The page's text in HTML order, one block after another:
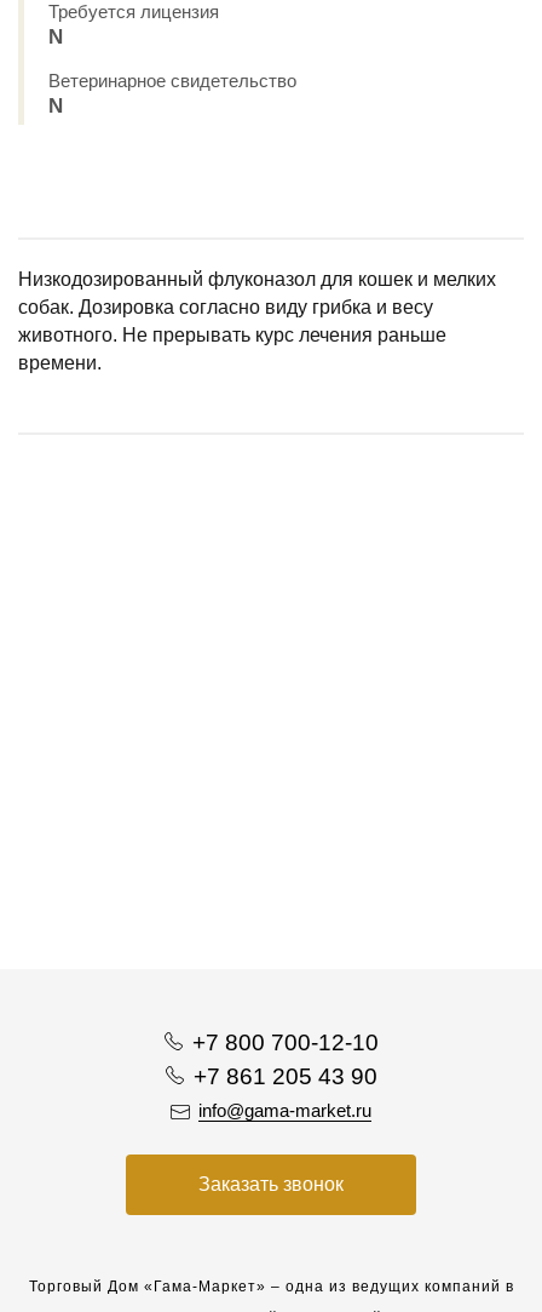
Требуется лицензия
N
Ветеринарное свидетельство
N
Низкодозированный флуконазол для кошек и мелких
собак. Дозировка согласно виду грибка и весу
животного. Не прерывать курс лечения раньше
времени.
+7 800 700-12-10
+7 861 205 43 90
info@gama-market.ru
Заказать звонок
Торговый Дом «Гама-Маркет» – одна из ведущих компаний в